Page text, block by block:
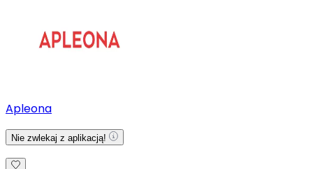
Apleona
Nie zwlekaj z aplikacją!